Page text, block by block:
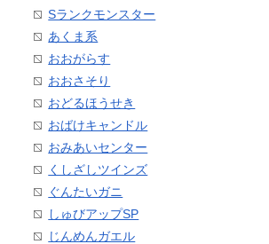
Sランクモンスター
あくま系
おおがらす
おおさそり
おどるほうせき
おばけキャンドル
おみあいセンター
くしざしツインズ
ぐんたいガニ
しゅびアップSP
じんめんガエル